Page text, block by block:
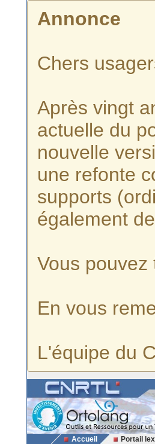
Annonce
Chers
Après vingt
actuelle du
nouvelle
une refonte
supports
également
Vous
En vous
L'équipe du
Accueil Portail